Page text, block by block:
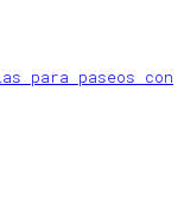
para paseos con